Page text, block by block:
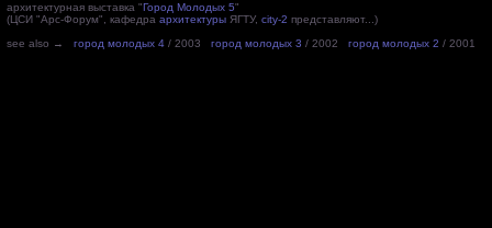
архитектурная выставка "Город Молодых 5"
(ЦСИ "Арс-Форум", кафедра архитектуры ЯГТУ, city-2 представляют...)
see also → город молодых 4 / 2003 город молодых 3 / 2002 город молодых 2 / 2001